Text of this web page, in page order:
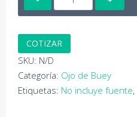
ojo
buey
005
cantidad
COTIZAR
SKU: N/D
Categoría: Ojo de Buey
Etiquetas: No incluye fuente,